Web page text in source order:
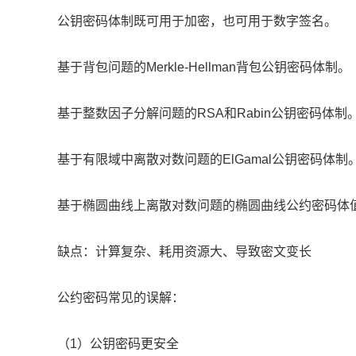
公钥密码体制既可用于加密，也可用于数字签名。
基于背包问题的Merkle-Hellman背包公钥密码体制。
基于整数因子分解问题的RSA和Rabin公钥密码体制。
基于有限域中离散对数问题的ElGamal公钥密码体制。
基于椭圆曲线上离散对数问题的椭圆曲线公约密码体
缺点：计算复杂、耗用资源大、导致密文变长
公约密码常见的误解：
（1）公钥密码更安全